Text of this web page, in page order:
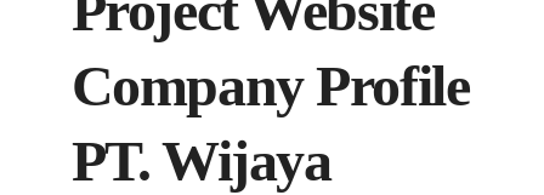
Company Profile
PT. Wijaya